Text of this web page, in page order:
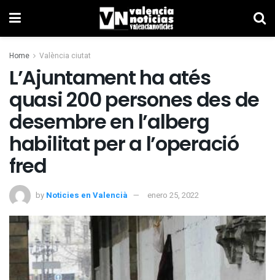
Home València ciutat
L’Ajuntament ha atés
quasi 200 persones des de
desembre en l’alberg
habilitat per a l’operació
fred
by Noticies en Valencià enero 25, 2022